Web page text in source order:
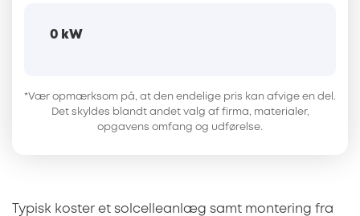
0 kW
*Vær opmærksom på, at den endelige pris kan afvige en del.
Det skyldes blandt andet valg af firma, materialer,
opgavens omfang og udførelse.
Typisk koster et solcelleanlæg samt montering fra